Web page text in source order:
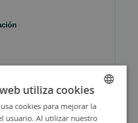
y Respuestas
SPANISH
utiliza cookies
cookies para mejorar la
usuario. Al utilizar nuestro